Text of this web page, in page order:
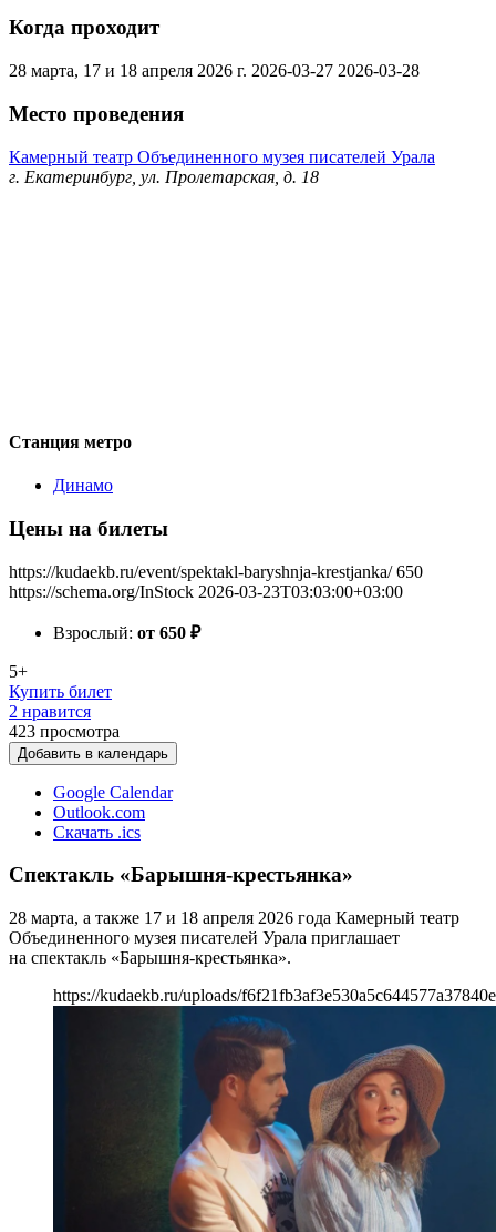
Когда проходит
28 марта, 17 и 18 апреля 2026 г. 2026-03-27 2026-03-28
Место проведения
Камерный театр Объединенного музея писателей Урала
г. Екатеринбург, ул. Пролетарская, д. 18
Станция метро
Динамо
Цены на билеты
https://kudaekb.ru/event/spektakl-baryshnja-krestjanka/ 650
https://schema.org/InStock 2026-03-23T03:03:00+03:00
Взрослый: от 650 ₽
5+
Купить билет
2 нравится
423 просмотра
Добавить в календарь
Google Calendar
Outlook.com
Скачать .ics
Спектакль «Барышня-крестьянка»
28 марта, а также 17 и 18 апреля 2026 года Камерный театр
Объединенного музея писателей Урала приглашает
на спектакль «Барышня-крестьянка».
https://kudaekb.ru/uploads/